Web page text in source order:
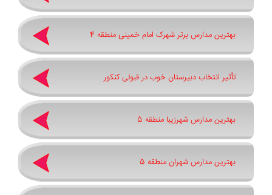
بهترین مدارس برتر شهرک امام خمینی منطقه 4
تأثیر انتخاب دبیرستان خوب در قبولی کنکور
بهترین مدارس شهرزیبا منطقه 5
بهترین مدارس شهران منطقه 5